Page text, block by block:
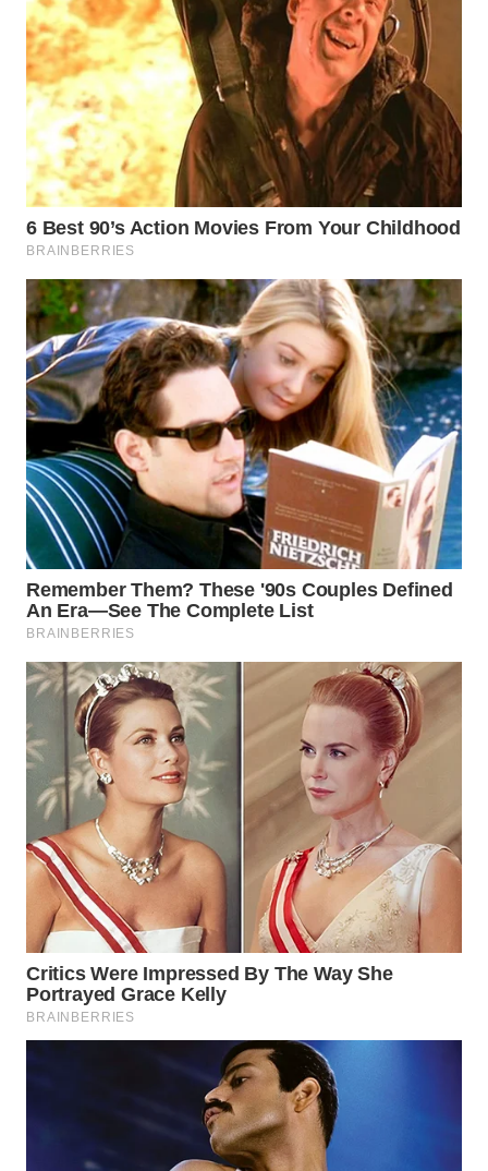
WN
KARO
WN
SIMALUNGUN
WN
LABUHANBATU
WN
TAPANULI
TENGAH
WN DELI
SERDANG
WN
TEBING
TINGGI
WN
PAKPAK
KARAWANG
WN
BEKASI
WN
BOGOR
WN
DEPOK
WN
TAPANULI
UTARA